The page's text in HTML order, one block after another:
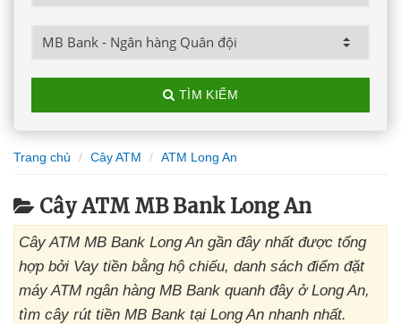
TÌM KIẾM
Trang chủ Cây ATM ATM Long An
Cây ATM MB Bank Long An
Cây ATM MB Bank Long An gần đây nhất được tổng
hợp bởi Vay tiền bằng hộ chiếu, danh sách điểm đặt
máy ATM ngân hàng MB Bank quanh đây ở Long An,
tìm cây rút tiền MB Bank tại Long An nhanh nhất.